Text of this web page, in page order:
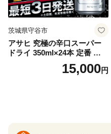
茨城県守谷市
アサヒ 究極の辛口スーパー
ドライ 350ml×24本 定番 ビー
ル 缶ビール 酒 お酒 アルコー
15,000円